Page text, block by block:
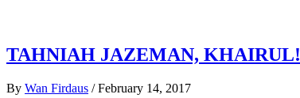
TAHNIAH JAZEMAN, KHAIRUL!
By Wan Firdaus / February 14, 2017